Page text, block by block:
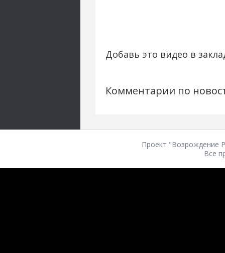
Добавь это видео в
Комментарии по
Проект "Возрождение
Все